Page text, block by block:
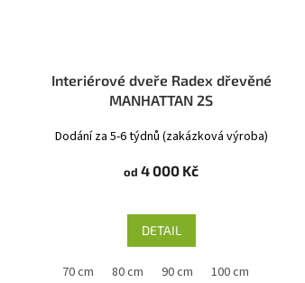
Interiérové dveře Radex dřevěné
MANHATTAN 2S
Dodání za 5-6 týdnů (zakázková výroba)
od 4 000 Kč
DETAIL
70 cm 80 cm 90 cm 100 cm